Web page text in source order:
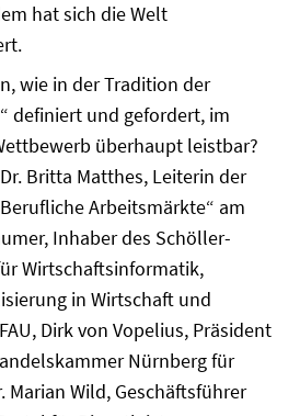
hat sich die Welt
wie in der Tradition der
definiert und gefordert, im
überhaupt leistbar?
Britta Matthes, Leiterin der
Arbeitsmärkte“ am
Inhaber des Schöller-
Wirtschaftsinformatik,
in Wirtschaft und
Dirk von Vopelius, Präsident
Nürnberg für
Wild, Geschäftsführer